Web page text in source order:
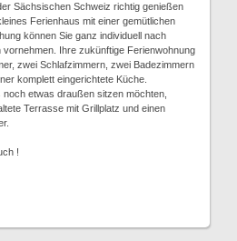
Sächsischen Schweiz richtig genießen
Ferienhaus mit einer gemütlichen
können Sie ganz individuell nach
Ihre zukünftige Ferienwohnung
zwei Schlafzimmern, zwei Badezimmern
komplett eingerichtete Küche.
etwas draußen sitzen möchten,
Terrasse mit Grillplatz und einen
!